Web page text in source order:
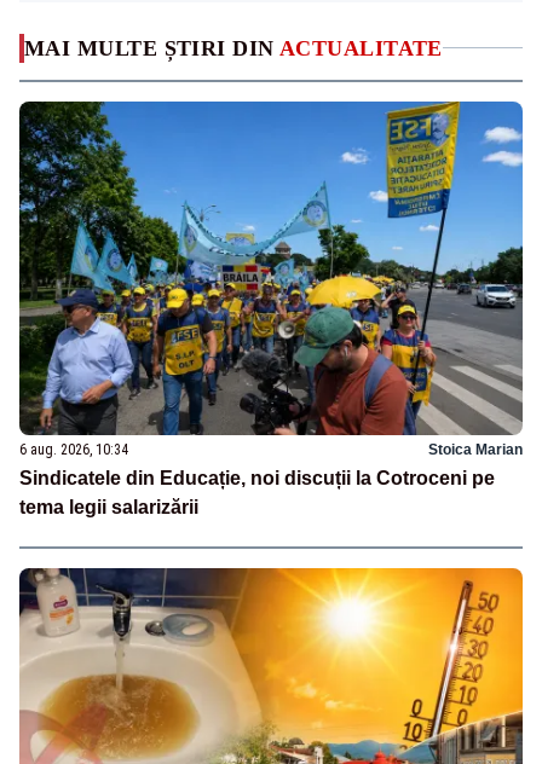
MAI MULTE ȘTIRI DIN ACTUALITATE
6 aug. 2026, 10:34 Stoica Marian
Sindicatele din Educație, noi discuții la Cotroceni pe
tema legii salarizării